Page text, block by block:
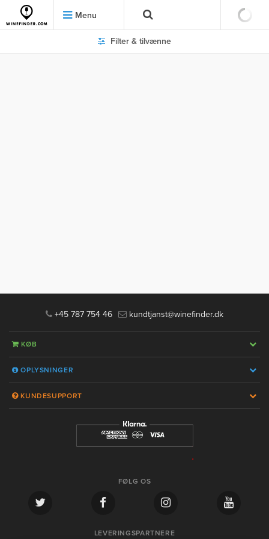
Menu
Filter & tilvænne
+45 787 754 46 kundtjanst@winefinder.dk
KØB
OPLYSNINGER
KUNDESUPPORT
FØLG OS
LEVERINGSPARTNERE